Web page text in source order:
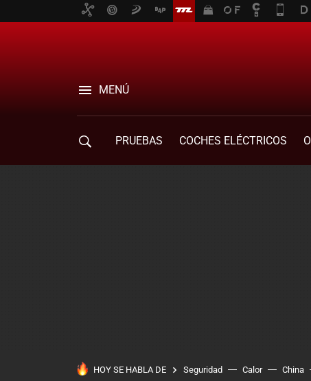
MENÚ
PRUEBAS COCHES ELÉCTRICOS
HOY SE HABLA DE Seguridad Calor China